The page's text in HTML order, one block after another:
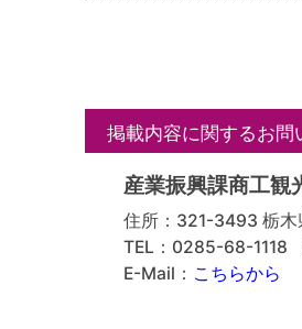
掲載内容に関するお問
産業振興課商工観
住所：321-3493 栃木
TEL：0285-68-1118
E-Mail： こちらから